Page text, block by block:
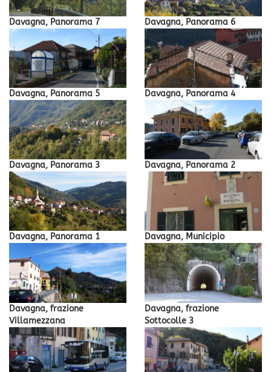
Davagna, Panorama 7 Davagna, Panorama 6
Davagna, Panorama 5 Davagna, Panorama 4
Davagna, Panorama 3 Davagna, Panorama 2
Davagna, Panorama 1 Davagna, Municipio
Davagna, frazione
Villamezzana
Davagna, frazione
Sottocolle 3